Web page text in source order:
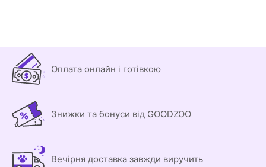
Оплата онлайн і готівкою
Знижки та бонуси від GOODZOO
Вечірня доставка завжди виручить